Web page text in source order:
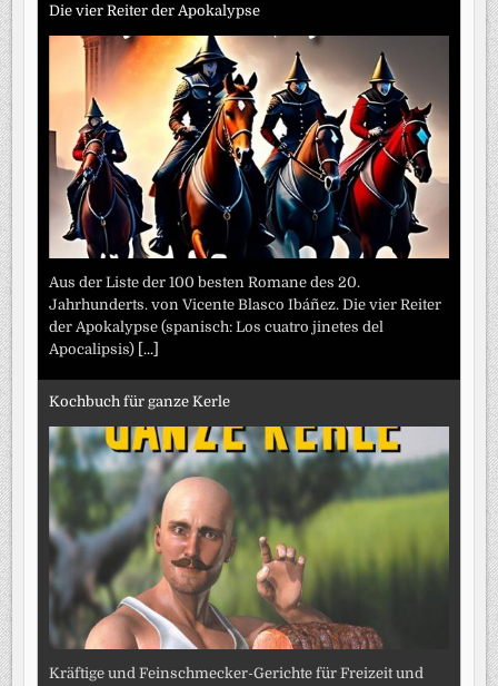
Die vier Reiter der Apokalypse
Aus der Liste der 100 besten Romane des 20.
Jahrhunderts. von Vicente Blasco Ibáñez. Die vier Reiter
der Apokalypse (spanisch: Los cuatro jinetes del
Apocalipsis) [...]
Kochbuch für ganze Kerle
Kräftige und Feinschmecker-Gerichte für Freizeit und